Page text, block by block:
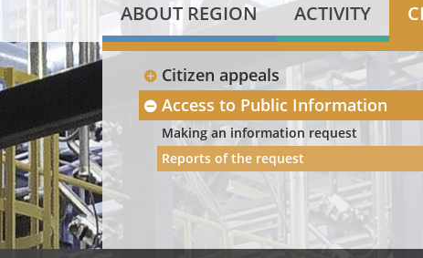
ABOUT REGION ACTIVITY
Citizen appeals
Access to Public Information
Making an information request
Reports of the request